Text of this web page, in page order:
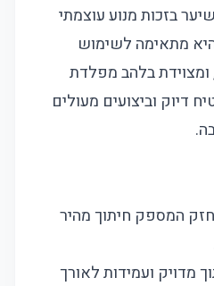
בזכות מנוע עוצמתי
מתאימה לשימוש
ומצוידת בלהב מפלדת
דיוק וביצועים מעולים
חזק המספק חיתוך מהיר
מדויק ועמידות לאורך